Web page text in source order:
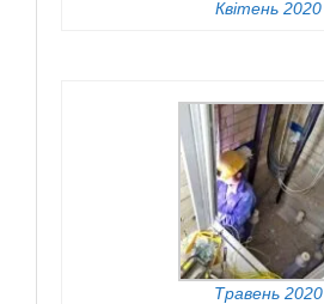
Квітень 2020
Травень 2020